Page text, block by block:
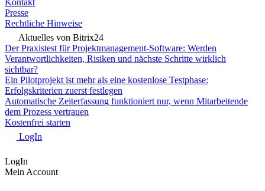
Kontakt
Presse
Rechtliche Hinweise
Aktuelles von Bitrix24
Der Praxistest für Projektmanagement-Software: Werden
Verantwortlichkeiten, Risiken und nächste Schritte wirklich
sichtbar?
Ein Pilotprojekt ist mehr als eine kostenlose Testphase:
Erfolgskriterien zuerst festlegen
Automatische Zeiterfassung funktioniert nur, wenn Mitarbeitende
dem Prozess vertrauen
Kostenfrei starten
LogIn
LogIn
Mein Account